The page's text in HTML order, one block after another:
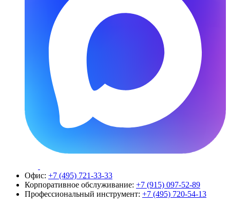
Офис: +7 (495) 721-33-33
Корпоративное обслуживание: +7 (915) 097-52-89
Профессиональный инструмент: +7 (495) 720-54-13